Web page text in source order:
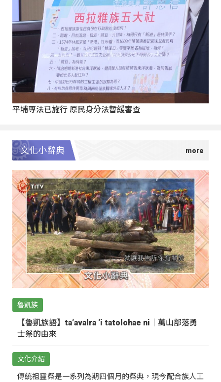
平埔專法已施行 原民身分法暫緩審查
文化小辭典
魯凱族
【魯凱族語】ta‘avalra ‘i tatolohae ni｜萬山部落勇
士祭的由來
文化介紹
傳統祖靈祭是一系列為期四個月的祭典，現今配合族人工